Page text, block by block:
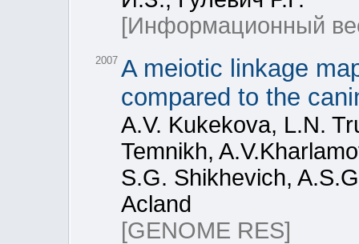
[Информационный
2007 A meiotic linkage
compared to the
A.V. Kukekova, L.N.
Temnikh,
S.G. Shikhevich,
Acland
[GENOME RES]